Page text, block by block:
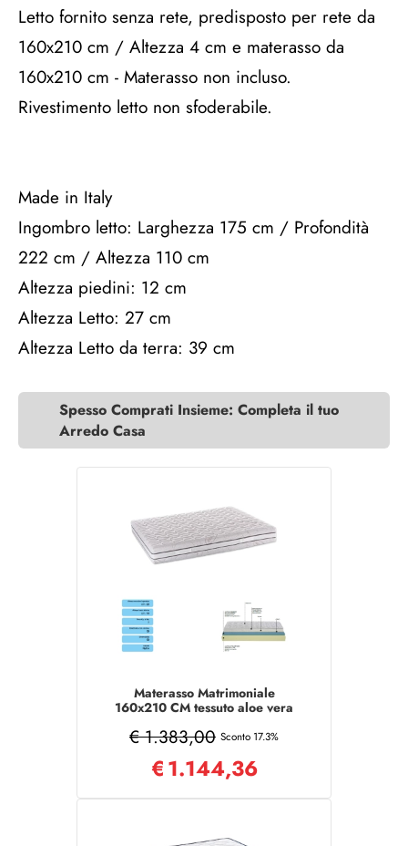
Letto fornito senza rete, predisposto per rete da
160x210 cm / Altezza 4 cm e materasso da
160x210 cm - Materasso non incluso.
Rivestimento letto non sfoderabile.
Made in Italy
Ingombro letto: Larghezza 175 cm / Profondità
222 cm / Altezza 110 cm
Altezza piedini: 12 cm
Altezza Letto: 27 cm
Altezza Letto da terra: 39 cm
Spesso Comprati Insieme: Completa il tuo
Arredo Casa
Materasso Matrimoniale
160x210 CM tessuto aloe vera
€ 1.383,00 Sconto 17.3%
€1.144,36